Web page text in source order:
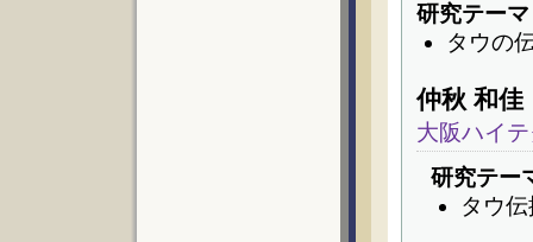
研究テーマ
タウの
仲秋 和佳
大阪ハイ
研究テー
タウ